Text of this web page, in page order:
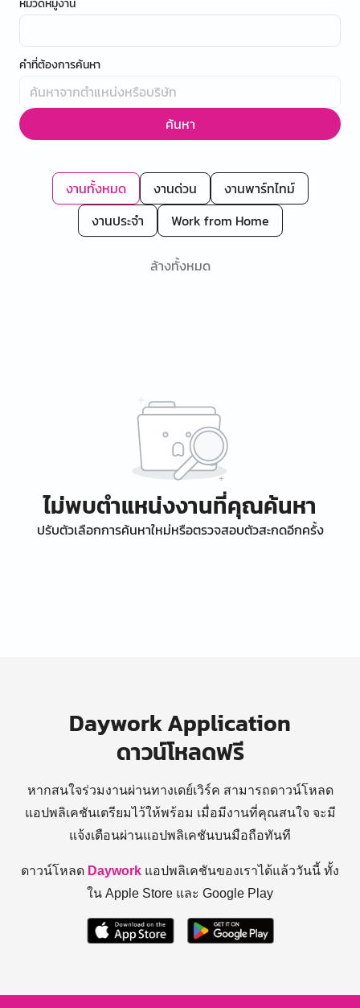
หมวดหมู่งาน
คำที่ต้องการค้นหา
ค้นหา
งานทั้งหมด งานด่วน
งานพาร์ทไทม์
งานประจำ
Work from Home
ล้างทั้งหมด
ไม่พบตำแหน่งงานที่คุณค้นหา
ปรับตัวเลือกการค้นหาใหม่หรือตรวจสอบตัวสะกดอีกครั้ง
Daywork Application
ดาวน์โหลดฟรี
หากสนใจร่วมงานผ่านทางเดย์เวิร์ค สามารถดาวน์โหลด
แอปพลิเคชันเตรียมไว้ให้พร้อม เมื่อมีงานที่คุณสนใจ จะมี
แจ้งเตือนผ่านแอปพลิเคชันบนมือถือทันที
ดาวน์โหลด Daywork แอปพลิเคชันของเราได้แล้ววันนี้ ทั้ง
ใน Apple Store และ Google Play